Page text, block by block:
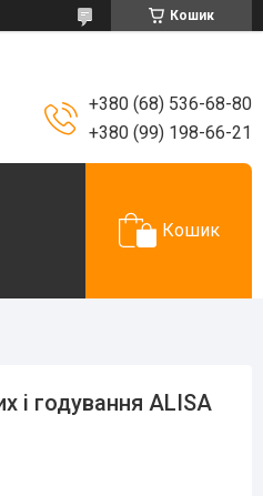
Кошик
+380 (68) 536-68-80
+380 (99) 198-66-21
Кошик
і годування ALISA